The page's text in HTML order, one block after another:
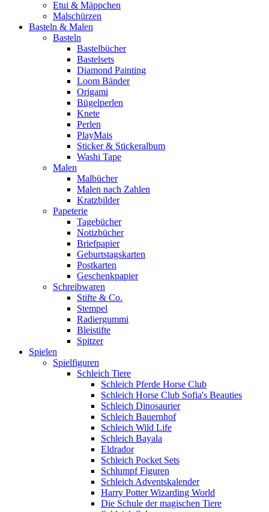
Etui & Mäppchen
Malschürzen
Basteln & Malen
Basteln
Bastelbücher
Bastelsets
Diamond Painting
Loom Bänder
Origami
Bügelperlen
Knete
Perlen
PlayMais
Sticker & Stickeralbum
Washi Tape
Malen
Malbücher
Malen nach Zahlen
Kratzbilder
Papeterie
Tagebücher
Notizbücher
Briefpapier
Geburtstagskarten
Postkarten
Geschenkpapier
Schreibwaren
Stifte & Co.
Stempel
Radiergummi
Bleistifte
Spitzer
Spielen
Spielfiguren
Schleich Tiere
Schleich Pferde Horse Club
Schleich Horse Club Sofia's Beauties
Schleich Dinosaurier
Schleich Bauernhof
Schleich Wild Life
Schleich Bayala
Eldrador
Schleich Pocket Sets
Schlumpf Figuren
Schleich Adventskalender
Harry Potter Wizarding World
Die Schule der magischen Tiere